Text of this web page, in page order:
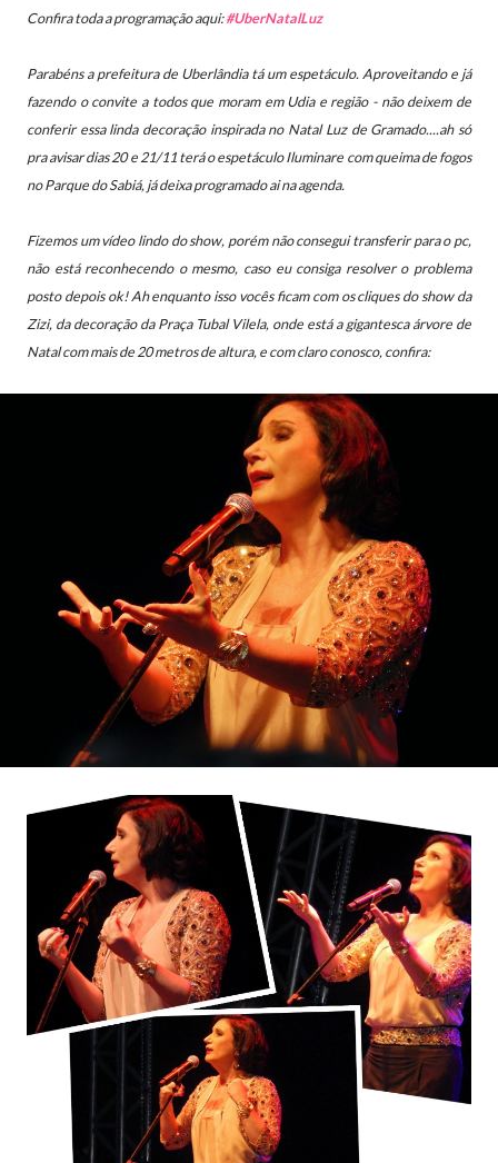
Confira toda a programação aqui: #UberNatalLuz
Parabéns a prefeitura de Uberlândia tá um espetáculo. Aproveitando e já
fazendo o convite a todos que moram em Udia e região - não deixem de
conferir essa linda decoração inspirada no Natal Luz de Gramado....ah só
pra avisar dias 20 e 21/11 terá o espetáculo Iluminare com queima de fogos
no Parque do Sabiá, já deixa programado ai na agenda.
Fizemos um vídeo lindo do show, porém não consegui transferir para o pc,
não está reconhecendo o mesmo, caso eu consiga resolver o problema
posto depois ok!Ah enquanto isso vocês ficam com os cliques do show da
Zizi, da decoração da Praça Tubal Vilela, onde está a gigantesca árvore de
Natal com mais de 20 metros de altura, e com claro conosco, confira: